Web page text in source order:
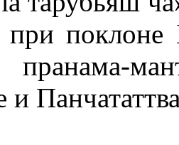
при
пранама-
и